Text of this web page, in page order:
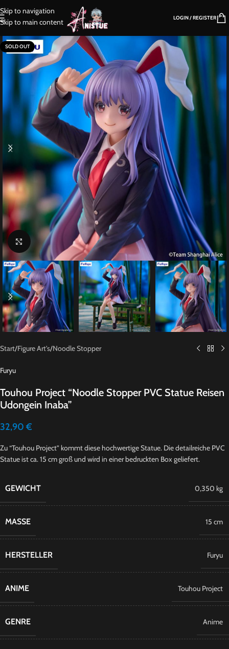
Skip to navigation
Skip to main content
LOGIN / REGISTER
SOLD OUT
Click to enlarge
Start/Figure Art's/Noodle Stopper
Furyu
Touhou Project “Noodle Stopper PVC Statue Reisen
Udongein Inaba”
32,90 €
Zu “Touhou Project” kommt diese hochwertige Statue. Die detailreiche PVC
Statue ist ca. 15 cm groß und wird in einer bedruckten Box geliefert.
GEWICHT 0,350 kg
MASSE 15 cm
HERSTELLER Furyu
ANIME Touhou Project
GENRE Anime